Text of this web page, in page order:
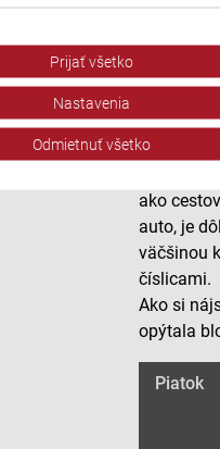
Prijať všetko
Nastavenia
Odmietnuť všetko
Štvrtok
Tento
ako
auto, je
väčšinou
číslicami.
Ako si
opýtala
Piatok